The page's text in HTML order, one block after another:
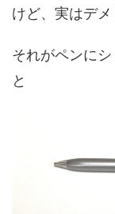
けど、実はデメ
それがペンに
と